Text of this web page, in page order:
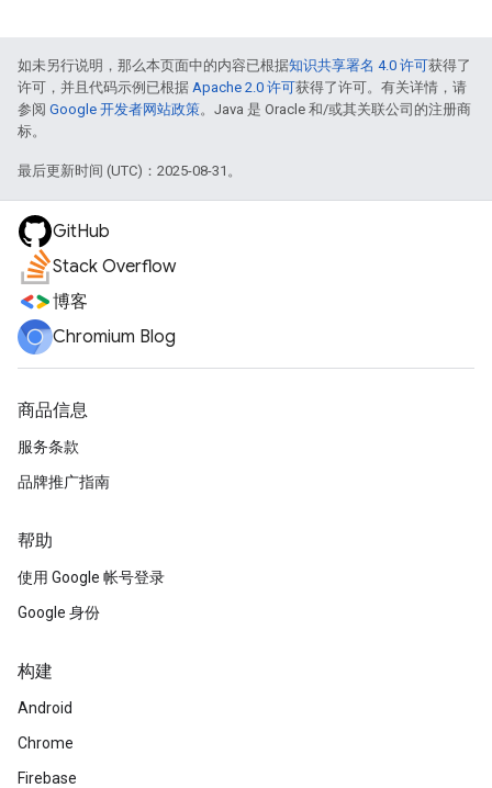
如未另行说明，那么本页面中的内容已根据知识共享署名 4.0 许可获得了
许可，并且代码示例已根据 Apache 2.0 许可获得了许可。有关详情，请
参阅 Google 开发者网站政策。Java 是 Oracle 和/或其关联公司的注册商
标。
最后更新时间 (UTC)：2025-08-31。
GitHub
Stack Overflow
博客
Chromium Blog
商品信息
服务条款
品牌推广指南
帮助
使用 Google 帐号登录
Google 身份
构建
Android
Chrome
Firebase